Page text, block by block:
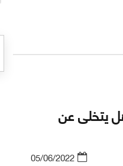
يتخلى عن
05/06/2022